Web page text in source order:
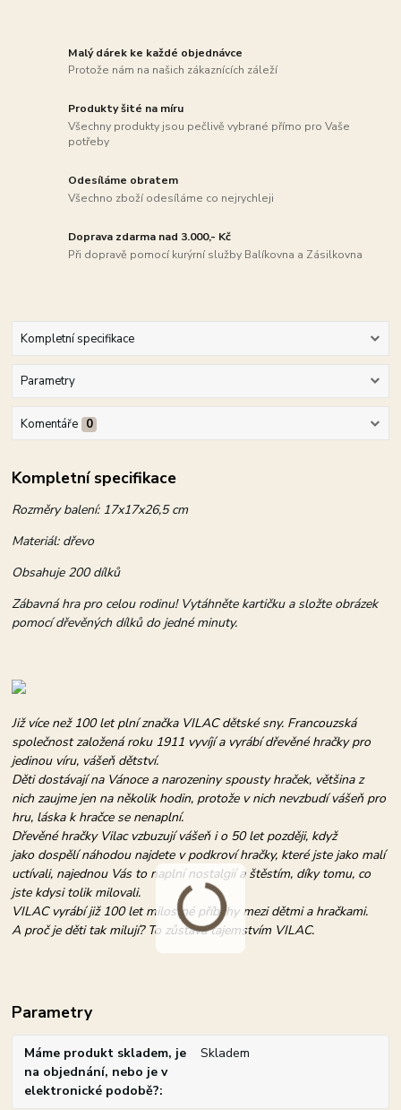
Malý dárek ke každé objednávce
Protože nám na našich zákaznících záleží
Produkty šité na míru
Všechny produkty jsou pečlivě vybrané přímo pro Vaše
potřeby
Odesíláme obratem
Všechno zboží odesíláme co nejrychleji
Doprava zdarma nad 3.000,- Kč
Při dopravě pomocí kurýrní služby Balíkovna a Zásilkovna
Kompletní specifikace
Parametry
Komentáře 0
Kompletní specifikace
Rozměry balení: 17x17x26,5 cm
Materiál: dřevo
Obsahuje 200 dílků
Zábavná hra pro celou rodinu! Vytáhněte kartičku a složte obrázek
pomocí dřevěných dílků do jedné minuty.
Již více než 100 let plní značka VILAC dětské sny. Francouzská
společnost založená roku 1911 vyvíjí a vyrábí dřevěné hračky pro
jedinou víru, vášeň dětství.
Děti dostávají na Vánoce a narozeniny spousty hraček, většina z
nich zaujme jen na několik hodin, protože v nich nevzbudí vášeň pro
hru, láska k hračce se nenaplní.
Dřevěné hračky Vilac vzbuzují vášeň i o 50 let později, když
jako dospělí náhodou najdete v podkroví hračky, které jste jako malí
uctívali, najednou Vás to naplní nostalgií a štěstím, díky tomu, co
jste kdysi tolik milovali.
VILAC vyrábí již 100 let milostné příběhy mezi dětmi a hračkami.
A proč je děti tak milují? To zůstává tajemstvím VILAC.
Parametry
Máme produkt skladem, je
na objednání, nebo je v
elektronické podobě?
Skladem